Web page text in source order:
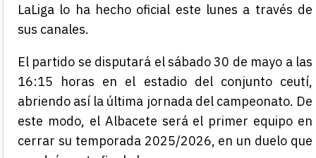
LaLiga lo ha hecho oficial este lunes a través de
sus canales.
El partido se disputará el sábado 30 de mayo a las
16:15 horas en el estadio del conjunto ceutí,
abriendo así la última jornada del campeonato. De
este modo, el Albacete será el primer equipo en
cerrar su temporada 2025/2026, en un duelo que